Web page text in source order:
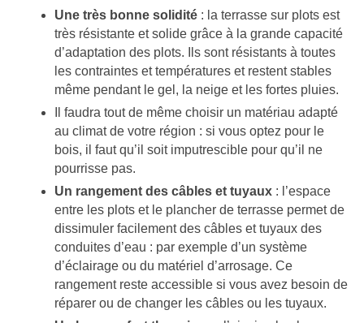
Une très bonne solidité: la terrasse sur plots est
très résistante et solide grâce à la grande capacité
d’adaptation des plots. Ils sont résistants à toutes
les contraintes et températures et restent stables
même pendant le gel, la neige et les fortes pluies.
Il faudra tout de même choisir un matériau adapté
au climat de votre région : si vous optez pour le
bois, il faut qu’il soit imputrescible pour qu’il ne
pourrisse pas.
Un rangement des câbles et tuyaux: l’espace
entre les plots et le plancher de terrasse permet de
dissimuler facilement des câbles et tuyaux des
conduites d’eau : par exemple d’un système
d’éclairage ou du matériel d’arrosage. Ce
rangement reste accessible si vous avez besoin de
réparer ou de changer les câbles ou les tuyaux.